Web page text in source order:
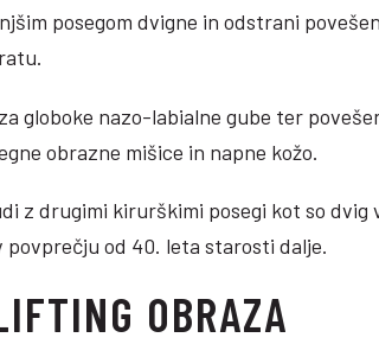
posegom dvigne in odstrani
globoke nazo-labialne gube ter
obrazne mišice in napne kožo.
z drugimi kirurškimi posegi kot so
povprečju od 40. leta starosti dalje.
OBRAZA